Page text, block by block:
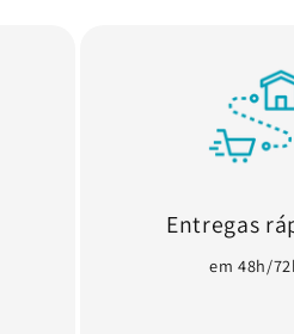
Entregas
em 48h/